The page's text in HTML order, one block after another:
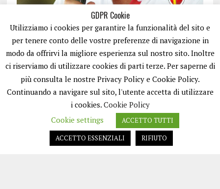
ISCRIVITI
GDPR Cookie
Utilizziamo i cookies per garantire la funzionalità del sito e
per tenere conto delle vostre preferenze di navigazione in
modo da offrirvi la migliore esperienza sul nostro sito. Inoltre
ci riserviamo di utilizzare cookies di parti terze. Per saperne di
più consulta le nostre Privacy Policy e Cookie Policy.
Continuando a navigare sul sito, l'utente accetta di utilizzare
i cookies. Cookie Policy
Cookie settings
ACCETTO TUTTI
ACCETTO ESSENZIALI
RIFIUTO